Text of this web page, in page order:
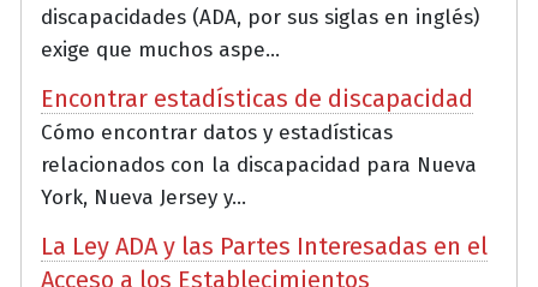
discapacidades (ADA, por sus siglas en inglés)
exige que muchos aspe...
Encontrar estadísticas de discapacidad
Cómo encontrar datos y estadísticas
relacionados con la discapacidad para Nueva
York, Nueva Jersey y...
La Ley ADA y las Partes Interesadas en el
Acceso a los Establecimientos